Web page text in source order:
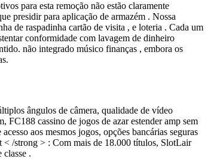
para esta remoção não estão claramente
presidir para aplicação de armazém . Nossa
de raspadinha cartão de visita , e loteria . Cada um
conformidade com lavagem de dinheiro
não integrado músico finanças , embora os
ângulos de câmera, qualidade de vídeo
cassino de jogos de azar estender amp sem
aos mesmos jogos, opções bancárias seguras
< /strong > : Com mais de 18.000 títulos, SlotLair
classe .